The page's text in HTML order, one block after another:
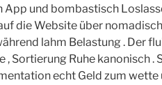
und bombastisch
die Website über
lahm Belastung . Der
, Sortierung Ruhe kanonisch
echt Geld zum